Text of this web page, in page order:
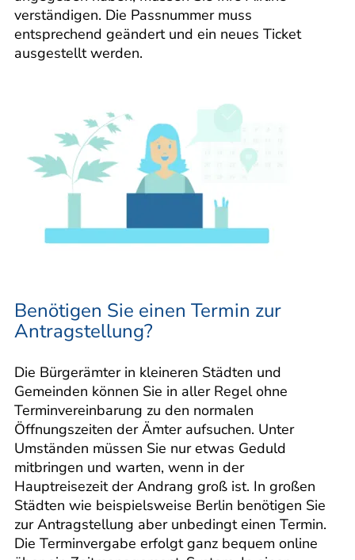
verständigen. Die Passnummer muss
entsprechend geändert und ein neues Ticket
ausgestellt werden.
Benötigen Sie einen Termin zur
Antragstellung?
Die Bürgerämter in kleineren Städten und
Gemeinden können Sie in aller Regel ohne
Terminvereinbarung zu den normalen
Öffnungszeiten der Ämter aufsuchen. Unter
Umständen müssen Sie nur etwas Geduld
mitbringen und warten, wenn in der
Hauptreisezeit der Andrang groß ist. In großen
Städten wie beispielsweise Berlin benötigen Sie
zur Antragstellung aber unbedingt einen Termin.
Die Terminvergabe erfolgt ganz bequem online